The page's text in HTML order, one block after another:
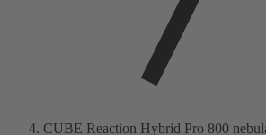
CUBE Reaction Hybrid Pro 800